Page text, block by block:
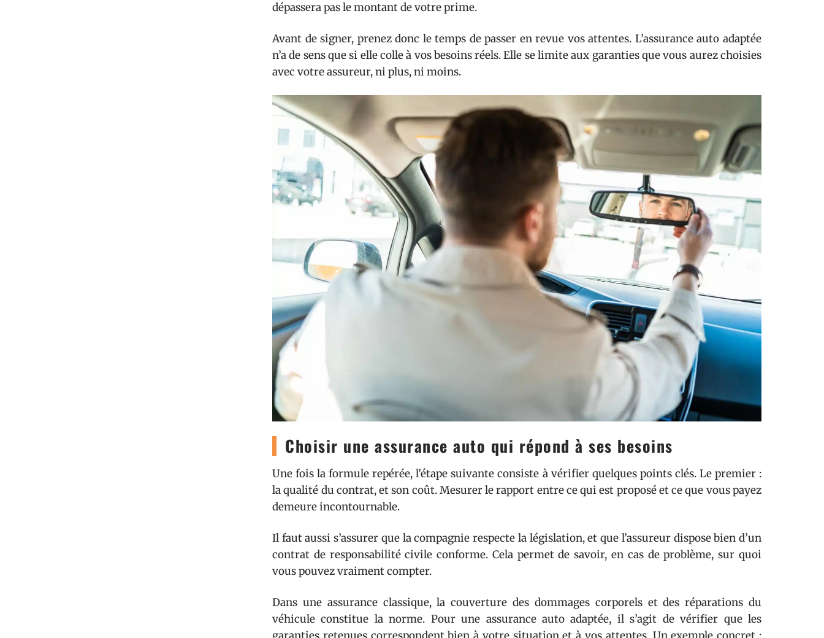
dépassera pas le montant de votre prime.
Avant de signer, prenez donc le temps de passer en revue vos attentes. L’assurance auto adaptée
n’a de sens que si elle colle à vos besoins réels. Elle se limite aux garanties que vous aurez choisies
avec votre assureur, ni plus, ni moins.
Choisir une assurance auto qui répond à ses besoins
Une fois la formule repérée, l’étape suivante consiste à vérifier quelques points clés. Le premier :
la qualité du contrat, et son coût. Mesurer le rapport entre ce qui est proposé et ce que vous payez
demeure incontournable.
Il faut aussi s’assurer que la compagnie respecte la législation, et que l’assureur dispose bien d’un
contrat de responsabilité civile conforme. Cela permet de savoir, en cas de problème, sur quoi
vous pouvez vraiment compter.
Dans une assurance classique, la couverture des dommages corporels et des réparations du
véhicule constitue la norme. Pour une assurance auto adaptée, il s’agit de vérifier que les